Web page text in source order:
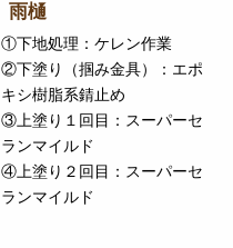
雨樋
①下地処理：ケレン作業
②下塗り（掴み金具）：エポ
キシ樹脂系錆止め
③上塗り１回目：スーパーセ
ランマイルド
④上塗り２回目：スーパーセ
ランマイルド